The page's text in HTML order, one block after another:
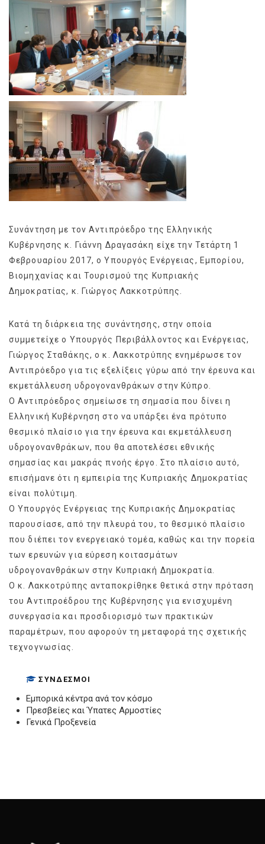
Συνάντηση με τον Αντιπρόεδρο της Ελληνικής
Κυβέρνησης κ. Γιάννη Δραγασάκη είχε την Τετάρτη 1
Φεβρουαρίου 2017, ο Υπουργός Ενέργειας, Εμπορίου,
Βιομηχανίας και Τουρισμού της Κυπριακής
Δημοκρατίας, κ. Γιώργος Λακκοτρύπης.
Κατά τη διάρκεια της συνάντησης, στην οποία
συμμετείχε ο Υπουργός Περιβάλλοντος και Ενέργειας,
Γιώργος Σταθάκης, ο κ. Λακκοτρύπης ενημέρωσε τον
Αντιπρόεδρο για τις εξελίξεις γύρω από την έρευνα και
εκμετάλλευση υδρογονανθράκων στην Κύπρο.
Ο Αντιπρόεδρος σημείωσε τη σημασία που δίνει η
Ελληνική Κυβέρνηση στο να υπάρξει ένα πρότυπο
θεσμικό πλαίσιο για την έρευνα και εκμετάλλευση
υδρογονανθράκων, που θα αποτελέσει εθνικής
σημασίας και μακράς πνοής έργο. Στο πλαίσιο αυτό,
επισήμανε ότι η εμπειρία της Κυπριακής Δημοκρατίας
είναι πολύτιμη.
Ο Υπουργός Ενέργειας της Κυπριακής Δημοκρατίας
παρουσίασε, από την πλευρά του, το θεσμικό πλαίσιο
που διέπει τον ενεργειακό τομέα, καθώς και την πορεία
των ερευνών για εύρεση κοιτασμάτων
υδρογονανθράκων στην Κυπριακή Δημοκρατία.
Ο κ. Λακκοτρύπης ανταποκρίθηκε θετικά στην πρόταση
του Αντιπροέδρου της Κυβέρνησης για ενισχυμένη
συνεργασία και προσδιορισμό των πρακτικών
παραμέτρων, που αφορούν τη μεταφορά της σχετικής
τεχνογνωσίας.
ΣΎΝΔΕΣΜΟΙ
Εμπορικά κέντρα ανά τον κόσμο
Πρεσβείες και Ύπατες Αρμοστίες
Γενικά Προξενεία